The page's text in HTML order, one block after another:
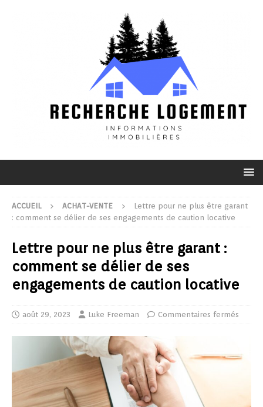
ACCUEIL ACHAT-VENTE
Lettre pour ne plus être garant
: comment se délier de ses engagements de caution locative
Lettre pour ne plus être garant :
comment se délier de ses
engagements de caution locative
août 29, 2023 Luke Freeman Commentaires fermés